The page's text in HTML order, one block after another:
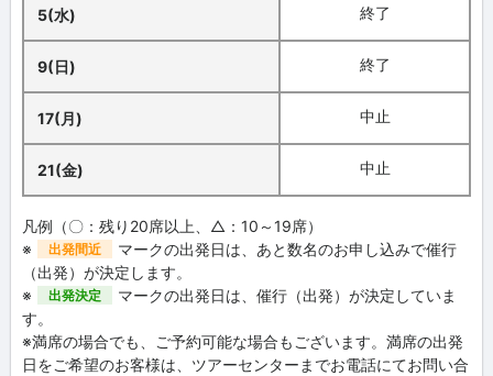
5(水) 終了
9(日) 終了
17(月) 中止
21(金) 中止
凡例（〇：残り20席以上、△：10～19席）
※
出発間近
マークの出発日は、あと数名のお申し込みで催行
（出発）が決定します。
※
出発決定
マークの出発日は、催行（出発）が決定していま
す。
※満席の場合でも、ご予約可能な場合もございます。満席の出発
日をご希望のお客様は、ツアーセンターまでお電話にてお問い合